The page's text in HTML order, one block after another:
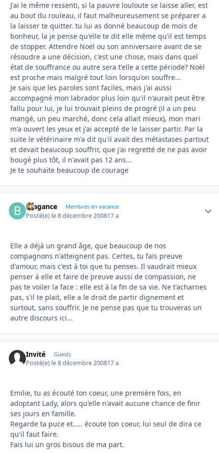
J'ai le même ressenti, si la pauvre louloute se laisse aller, est
au bout du rouleau, il faut malheureusement se préparer a
la laisser te quitter. tu lui as donné beaucoup de mois de
bonheur, la je pense qu'elle te dit elle même qu'il est temps
de stopper. Attendre Noël ou son anniversaire avant de se
résoudre a une décision, c'est une chose, mais dans quel
état de souffrance ou autre sera t'elle a cette période? Noël
est proche mais malgré tout loin lorsqu'on souffre...
Je sais que les paroles sont faciles, mais j'ai aussi
accompagné mon labrador plus loin qu'il n'aurait peut être
fallu pour lui, je lui trouvait pleins de progré (il a un peu
mangé, un peu marché, donc cela allait mieux), mon mari
m'a ouvert les yeux et j'ai accepté de le laisser partir. Par la
suite le vétérinaire m'a dit qu'il avait des métastases partout
et devait beaucoup souffrir, que j'ai regretté de ne pas avoir
bougé plus tôt, il n'avait pas 12 ans...
Je te souhaite beaucoup de courage
Bragance Membres en vacance
Posté(e) le 8 décembre 200817 a
Elle a déjà un grand âge, que beaucoup de nos
compagnons n'atteignent pas. Certes, tu fais preuve
d'amour, mais c'est à toi que tu penses. Il vaudrait mieux
penser à elle et faire de preuve aussi de compassion, ne
pas te voiler la face : elle est à la fin de sa vie. Ne t'acharnes
pas, s'il te plait, elle a le droit de partir dignement et
surtout, sans souffrir. Je ne pense pas que tu trouveras un
autre discours ici...
Invité Guests
Posté(e) le 8 décembre 200817 a
Emilie, tu as écouté ton coeur, une première fois, en
adoptant Lady, alors qu'elle n'avait aucune chance de finir
ses jours en famille.
Regarde ta puce et..... écoute ton coeur, lui seul de dira ce
qu'il faut faire.
Fais lui un gros bisous de ma part.